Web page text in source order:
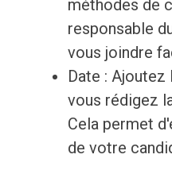
méthodes de
responsable
vous joindre
Date : Ajoutez
vous rédigez
Cela permet
de votre